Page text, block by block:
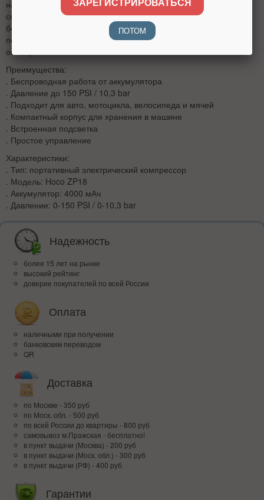
на даче или в путешествии без постоянного подключения к
сети. Давление до 150 PSI / 10,3 bar подходит для
большинства бытовых задач, а встроенная подсветка
помогает пользоваться устройством вечером или при слабом
освещении.
Преимущества:
. Беспроводная работа от аккумулятора
. Давление до 150 PSI / 10,3 bar
. Подходит для авто, мотоцикла, велосипеда и мячей
. Компактный корпус для хранения в машине
. Встроенная подсветка
. Простое управление
Характеристики:
. Тип: портативный электрический компрессор
. Модель: Hoco ZP18
. Аккумулятор: 4000 мАч
. Давление: 0-150 PSI / 0-10,3 bar
Надежность
более 15 лет на рынке
высокий рейтинг
доверие покупателей по всей России
Оплата
наличными при получении
банковским переводом
QR
Доставка
по Москве - 350 руб
по Моск. обл. - 500 руб
по всей Росcии до квартиры - 800 руб
самовывоз м.Пражская - бесплатно!
в пункт выдачи (Москва) - 200 руб
в пункт выдачи (Моск. обл.) - 300 руб
в пункт выдачи (РФ) - 400 руб
Гарантии
ПОТОМ